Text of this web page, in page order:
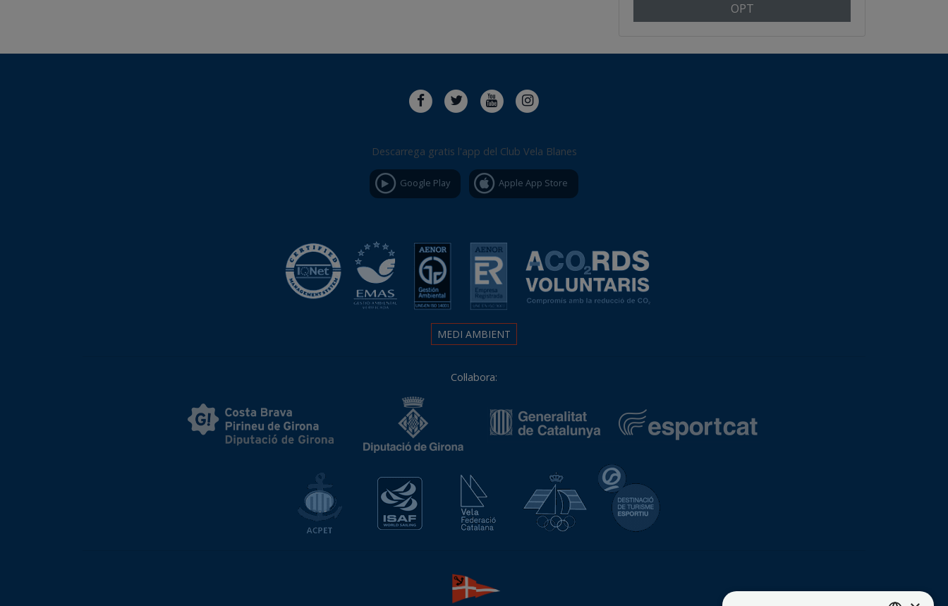
OPT
Descarrega gratis l'app del Club Vela Blanes
Google Play Apple App Store
MEDI AMBIENT
Col·labora:
Associació Catalana de Ports Esportius i Turístics
Isaf World Sailing Vela Federació CatalanaReal Federación Española de Vela